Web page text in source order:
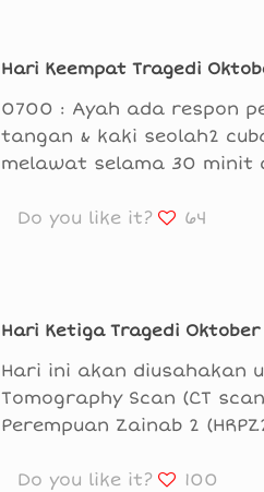
Hari Keempat Tragedi
0700 : Ayah ada respon
tangan & kaki seolah2
melawat selama 30 minit
Do you like it? 64
Hari Ketiga Tragedi Oktober
Hari ini akan diusahakan
Tomography Scan (CT
Perempuan Zainab 2
Do you like it? 100